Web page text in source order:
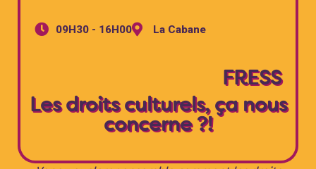
09H30 - 16H00 La Cabane
FRESS
Les droits culturels, ça nous
concerne ?!